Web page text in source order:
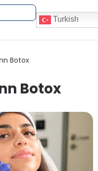
Turkish
Botox
Botox